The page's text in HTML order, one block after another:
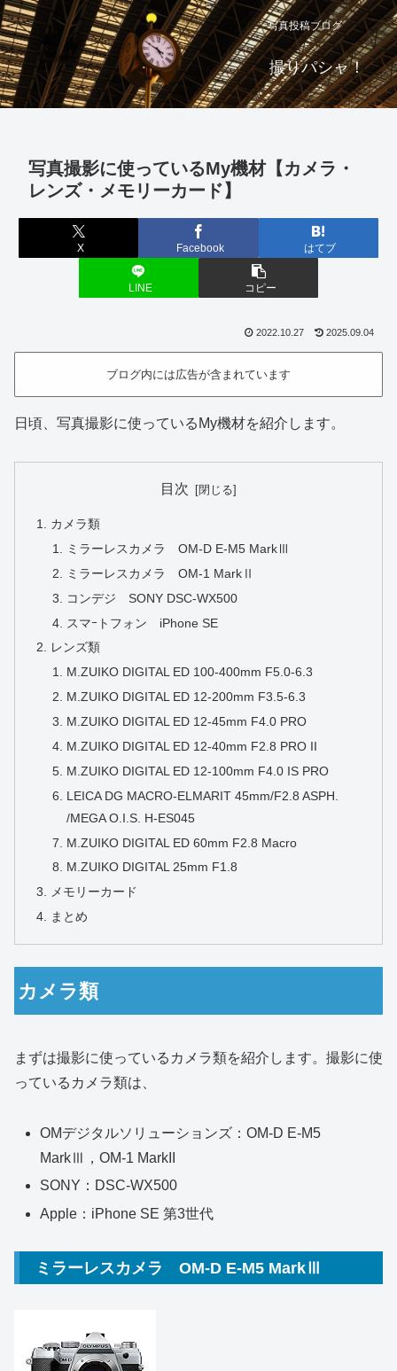
写真投稿ブログ
撮りパシャ！
写真撮影に使っているMy機材【カメラ・
レンズ・メモリーカード】
X Facebook はてブ
LINE コピー
2022.10.27 2025.09.04
ブログ内には広告が含まれています
日頃、写真撮影に使っているMy機材を紹介します。
目次
カメラ類
ミラーレスカメラ OM-D E-M5 MarkⅢ
ミラーレスカメラ OM-1 MarkⅡ
コンデジ SONY DSC-WX500
スマｰトフォン iPhone SE
レンズ類
M.ZUIKO DIGITAL ED 100-400mm F5.0-6.3
M.ZUIKO DIGITAL ED 12-200mm F3.5-6.3
M.ZUIKO DIGITAL ED 12-45mm F4.0 PRO
M.ZUIKO DIGITAL ED 12-40mm F2.8 PRO II
M.ZUIKO DIGITAL ED 12-100mm F4.0 IS PRO
LEICA DG MACRO-ELMARIT 45mm/F2.8 ASPH.
/MEGA O.I.S. H-ES045
M.ZUIKO DIGITAL ED 60mm F2.8 Macro
M.ZUIKO DIGITAL 25mm F1.8
メモリーカード
まとめ
カメラ類
まずは撮影に使っているカメラ類を紹介します。撮影に使
っているカメラ類は、
OMデジタルソリューションズ：OM-D E-M5
MarkⅢ，OM-1 MarkII
SONY：DSC-WX500
Apple：iPhone SE 第3世代
ミラーレスカメラ OM-D E-M5 MarkⅢ